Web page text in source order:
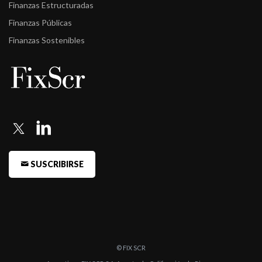
Finanzas Estructuradas
Finanzas Públicas
Finanzas Sostenibles
SUSCRIBIRSE
© FIX SCR